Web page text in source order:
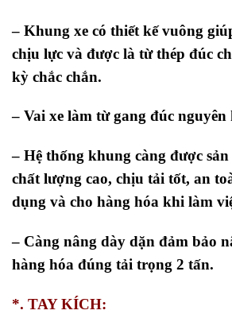
– Khung xe có thiết kế vuông
chịu lực và được là từ thép đúc
kỳ chắc chắn.
– Vai xe làm từ gang đúc nguyên
– Hệ thống khung càng được
chất lượng cao, chịu tải tốt, an
dụng và cho hàng hóa khi làm
– Càng nâng dày dặn đảm bảo
hàng hóa đúng tải trọng 2 tấn.
*. TAY KÍCH: